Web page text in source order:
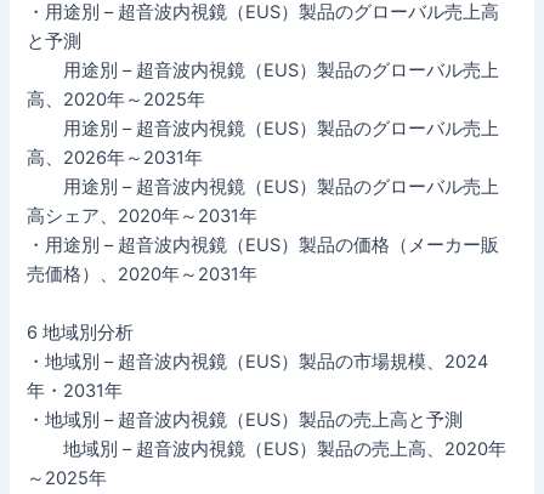
・用途別 – 超音波内視鏡（EUS）製品のグローバル売上高
と予測
用途別 – 超音波内視鏡（EUS）製品のグローバル売上
高、2020年～2025年
用途別 – 超音波内視鏡（EUS）製品のグローバル売上
高、2026年～2031年
用途別 – 超音波内視鏡（EUS）製品のグローバル売上
高シェア、2020年～2031年
・用途別 – 超音波内視鏡（EUS）製品の価格（メーカー販
売価格）、2020年～2031年
6 地域別分析
・地域別 – 超音波内視鏡（EUS）製品の市場規模、2024
年・2031年
・地域別 – 超音波内視鏡（EUS）製品の売上高と予測
地域別 – 超音波内視鏡（EUS）製品の売上高、2020年
～2025年